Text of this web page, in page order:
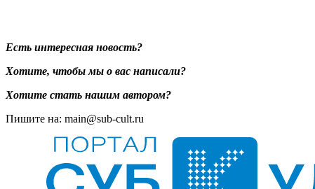
Есть интересная новость?
Хотите, чтобы мы о вас написали?
Хотите стать нашим автором?
Пишите на: main@sub-cult.ru